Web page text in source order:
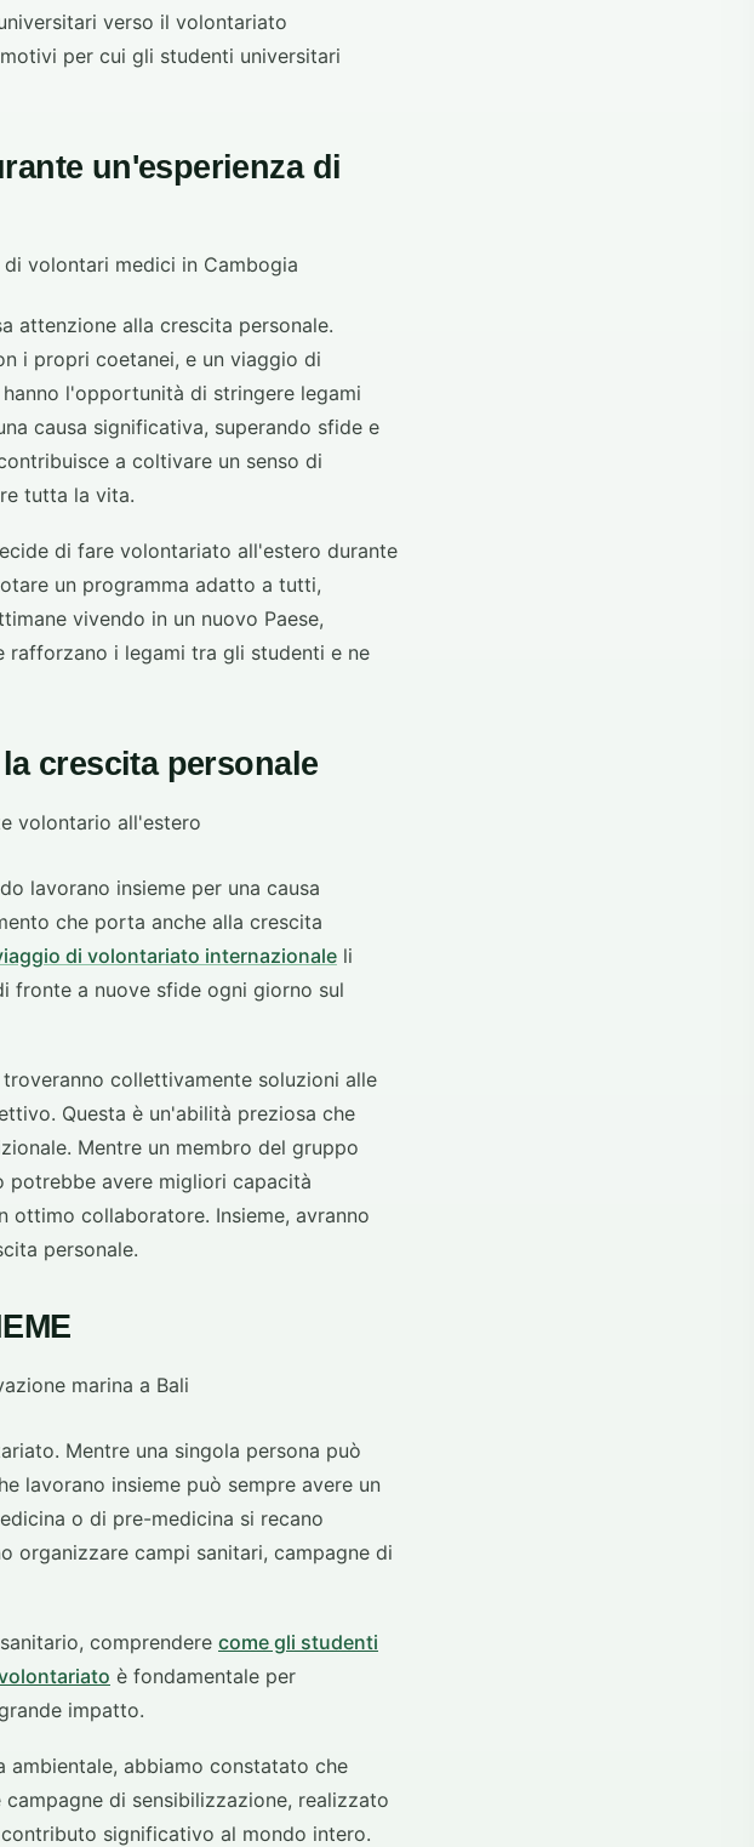
verso il volontariato
per cui gli studenti universitari
un'esperienza di
attenzione alla crescita personale.
i propri coetanei, e un viaggio di
l'opportunità di stringere legami
causa significativa, superando sfide e
a coltivare un senso di
tutta la vita.
di fare volontariato all'estero durante
un programma adatto a tutti,
vivendo in un nuovo Paese,
rafforzano i legami tra gli studenti e ne
crescita personale
lavorano insieme per una causa
che porta anche alla crescita
di volontariato internazionale li
fronte a nuove sfide ogni giorno sul
collettivamente soluzioni alle
Questa è un'abilità preziosa che
Mentre un membro del gruppo
potrebbe avere migliori capacità
ottimo collaboratore. Insieme, avranno
personale.
Mentre una singola persona può
lavorano insieme può sempre avere un
o di pre-medicina si recano
organizzare campi sanitari, campagne di
comprendere come gli studenti
è fondamentale per
impatto.
abbiamo constatato che
di sensibilizzazione, realizzato
significativo al mondo intero.